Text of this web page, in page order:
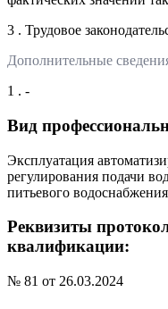
3 . Трудовое
Дополнительные
1 . -
Вид
Эксплуатация
регулирования подачи
питьевого водоснабжения
Реквизиты
квалификации:
№ 81 от 26.03.2024